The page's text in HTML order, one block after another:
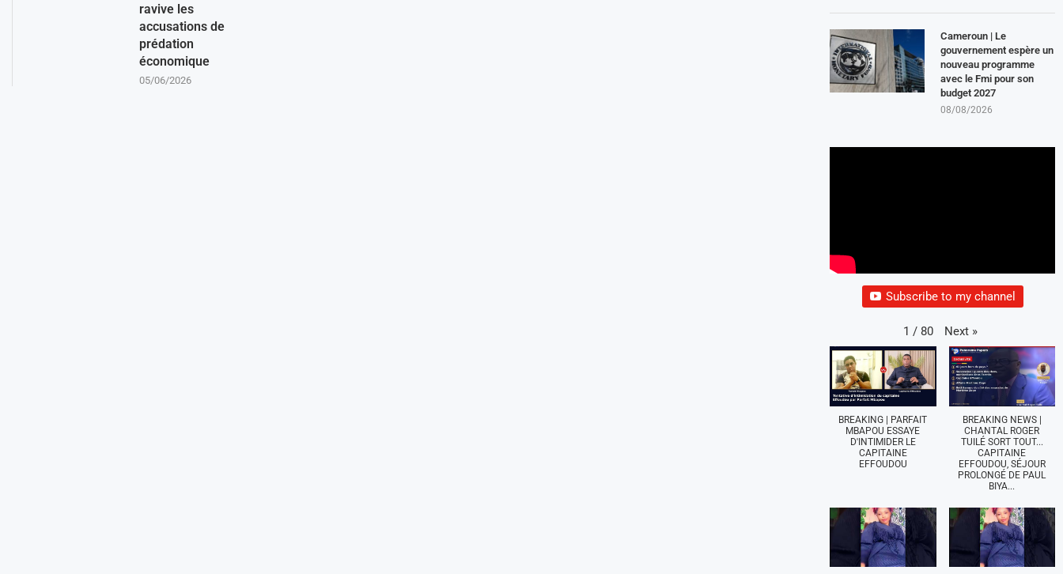
Cameroun | Le
gouvernement espère un
nouveau programme
avec le Fmi pour son
budget 2027
08/08/2026
Subscribe to my channel
1 / 80 Next »
BREAKING | PARFAIT
MBAPOU ESSAYE
D'INTIMIDER LE
CAPITAINE
EFFOUDOU
BREAKING NEWS |
CHANTAL ROGER
TUILÉ SORT TOUT...
CAPITAINE
EFFOUDOU, SÉJOUR
PROLONGÉ DE PAUL
BIYA...
ravive les
accusations de
prédation
économique
05/06/2026